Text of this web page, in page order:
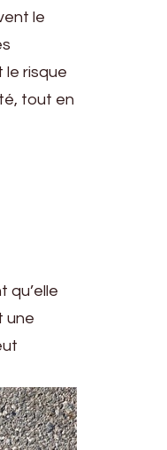
le
le risque
tout en
qu’elle
une